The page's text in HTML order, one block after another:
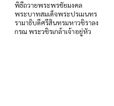
พิธีถวายพระพรชัยมงคล
พระบาทสมเด็จพระปรเมนทร
รามาธิบดีศรีสินทรมหาวชิราลง
กรณ พระวชิรเกล้าเจ้าอยู่หัว